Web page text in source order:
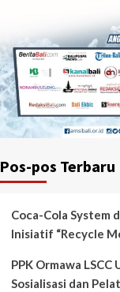
Pos-pos Terbaru
Coca-Cola System
Inisiatif “Recycle
PPK Ormawa
Sosialisasi dan